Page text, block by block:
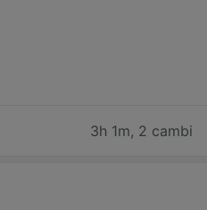
3h 1m, 2 cambi